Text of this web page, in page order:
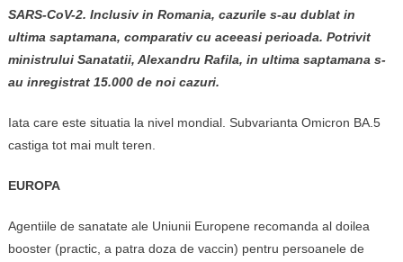
SARS-CoV-2. Inclusiv in Romania, cazurile s-au dublat in
ultima saptamana, comparativ cu aceeasi perioada. Potrivit
ministrului Sanatatii, Alexandru Rafila, in ultima saptamana s-
au inregistrat 15.000 de noi cazuri.
Iata care este situatia la nivel mondial. Subvarianta Omicron BA.5
castiga tot mai mult teren.
EUROPA
Agentiile de sanatate ale Uniunii Europene recomanda al doilea
booster (practic, a patra doza de vaccin) pentru persoanele de